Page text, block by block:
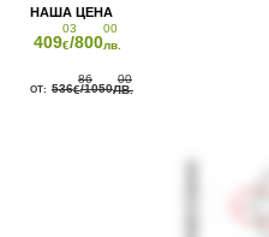
409
03
€/800
00
лв.
536
86
€/1050
00
ЛВ.